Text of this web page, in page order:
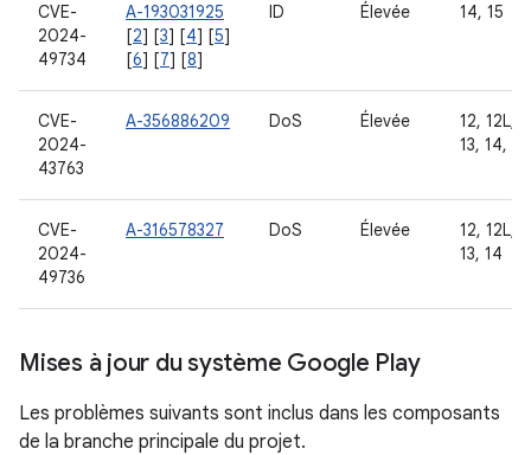
CVE-
2024-
49734
A-193031925
[2] [3] [4] [5]
[6] [7] [8]
ID Élevée 14, 15
CVE-
2024-
43763
A-356886209 DoS Élevée
12, 12L,
13, 14, 15
CVE-
2024-
49736
A-316578327 DoS Élevée
12, 12L,
13, 14
Mises à jour du système Google Play
Les problèmes suivants sont inclus dans les composants
de la branche principale du projet.